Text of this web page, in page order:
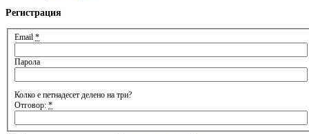
Регистрация
Email *
Парола
Колко е петнадесет делено на три?
Отговор: *